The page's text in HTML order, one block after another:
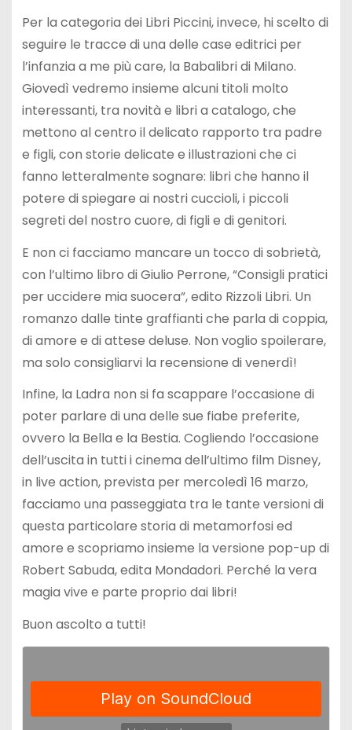
Per la categoria dei Libri Piccini, invece, hi scelto di
seguire le tracce di una delle case editrici per
l’infanzia a me più care, la Babalibri di Milano.
Giovedì vedremo insieme alcuni titoli molto
interessanti, tra novità e libri a catalogo, che
mettono al centro il delicato rapporto tra padre
e figli, con storie delicate e illustrazioni che ci
fanno letteralmente sognare: libri che hanno il
potere di spiegare ai nostri cuccioli, i piccoli
segreti del nostro cuore, di figli e di genitori.
E non ci facciamo mancare un tocco di sobrietà,
con l’ultimo libro di Giulio Perrone, “Consigli pratici
per uccidere mia suocera”, edito Rizzoli Libri. Un
romanzo dalle tinte graffianti che parla di coppia,
di amore e di attese deluse. Non voglio spoilerare,
ma solo consigliarvi la recensione di venerdì!
Infine, la Ladra non si fa scappare l’occasione di
poter parlare di una delle sue fiabe preferite,
ovvero la Bella e la Bestia. Cogliendo l’occasione
dell’uscita in tutti i cinema dell’ultimo film Disney,
in live action, prevista per mercoledì 16 marzo,
facciamo una passeggiata tra le tante versioni di
questa particolare storia di metamorfosi ed
amore e scopriamo insieme la versione pop-up di
Robert Sabuda, edita Mondadori. Perché la vera
magia vive e parte proprio dai libri!
Buon ascolto a tutti!